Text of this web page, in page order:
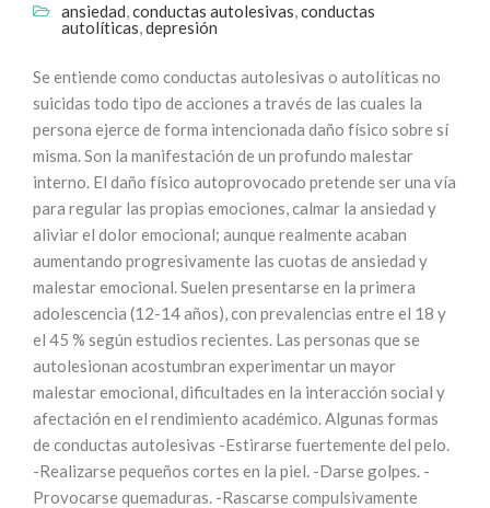
ansiedad,conductas autolesivas,conductas
autolíticas,depresión
Se entiende como conductas autolesivas o autolíticas no
suicidas todo tipo de acciones a través de las cuales la
persona ejerce de forma intencionada daño físico sobre sí
misma. Son la manifestación de un profundo malestar
interno. El daño físico autoprovocado pretende ser una vía
para regular las propias emociones, calmar la ansiedad y
aliviar el dolor emocional; aunque realmente acaban
aumentando progresivamente las cuotas de ansiedad y
malestar emocional. Suelen presentarse en la primera
adolescencia (12-14 años), con prevalencias entre el 18 y
el 45 % según estudios recientes. Las personas que se
autolesionan acostumbran experimentar un mayor
malestar emocional, dificultades en la interacción social y
afectación en el rendimiento académico. Algunas formas
de conductas autolesivas -Estirarse fuertemente del pelo.
-Realizarse pequeños cortes en la piel. -Darse golpes. -
Provocarse quemaduras. -Rascarse compulsivamente